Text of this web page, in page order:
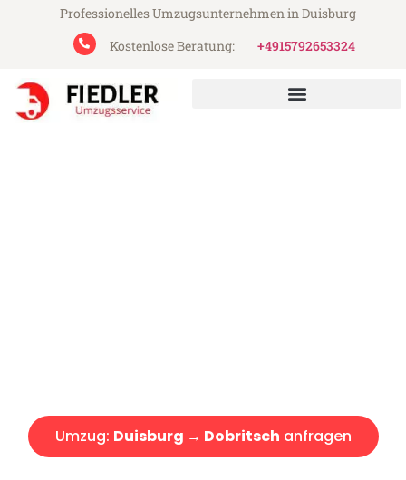
Professionelles Umzugsunternehmen in Duisburg
Kostenlose Beratung:
+4915792653324
Umzug: Duisburg → Dobritsch anfragen